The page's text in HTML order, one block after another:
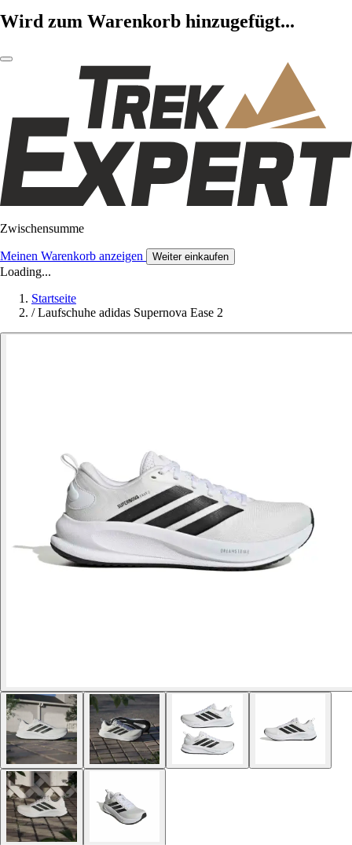
Wird zum Warenkorb hinzugefügt...
Zwischensumme
Meinen Warenkorb anzeigen Weiter einkaufen
Loading...
Startseite
/ Laufschuhe adidas Supernova Ease 2